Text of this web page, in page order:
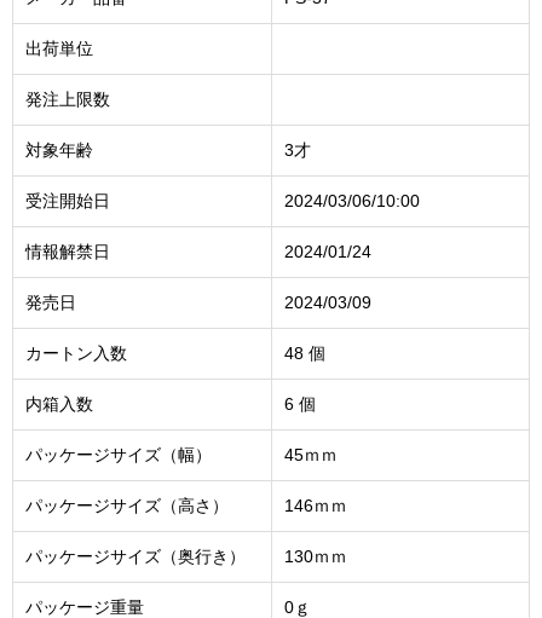
出荷単位
発注上限数
対象年齢 3才
受注開始日 2024/03/06/10:00
情報解禁日 2024/01/24
発売日 2024/03/09
カートン入数 48 個
内箱入数 6 個
パッケージサイズ（幅） 45ｍｍ
パッケージサイズ（高さ） 146ｍｍ
パッケージサイズ（奥行き） 130ｍｍ
パッケージ重量 0ｇ